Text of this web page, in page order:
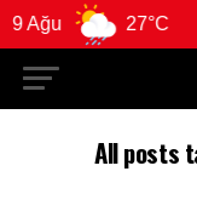
Ağu 27°C
All posts